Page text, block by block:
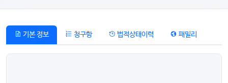
기본 정보 청구항 법적상태이력 패밀리